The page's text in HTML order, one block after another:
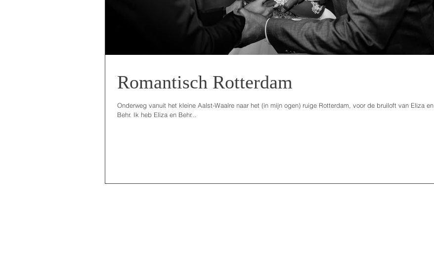
Romantisch Rotterdam
Onderweg vanuit het kleine Aalst-Waalre naar het (in mijn ogen) ruige Rotterdam, voor de bruiloft van Eliza en
Behr. Ik heb Eliza en Behr...